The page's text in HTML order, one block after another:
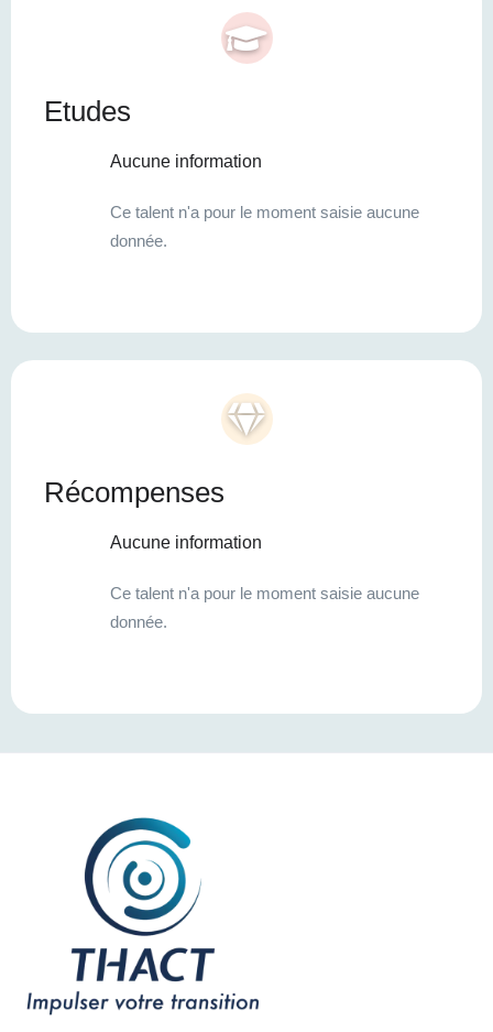
Etudes
Aucune information
Ce talent n'a pour le moment saisie aucune
donnée.
Récompenses
Aucune information
Ce talent n'a pour le moment saisie aucune
donnée.